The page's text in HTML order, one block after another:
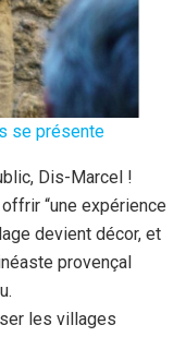
se présente
Dis-Marcel !
“une expérience
devient décor, et
provençal
les villages